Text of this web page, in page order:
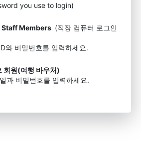
you use to login)
Members (직장 컴퓨터 로그인
와 비밀번호를 입력하세요.
회원(여행 바우처)
과 비밀번호를 입력하세요.